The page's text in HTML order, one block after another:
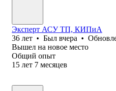
Эксперт АСУ ТП, КИПиА
36 лет • Был вчера •
Вышел на новое место
Общий опыт
15 лет 7 месяцев